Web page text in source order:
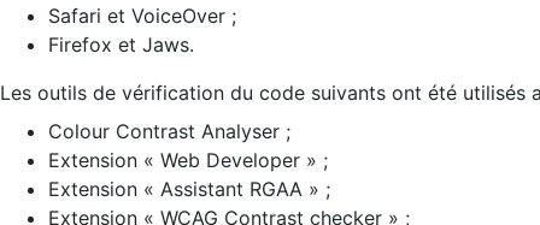
Safari et VoiceOver ;
Firefox et Jaws.
Les outils de vérification du code suivants ont été utilisés
Colour Contrast Analyser ;
Extension « Web Developer » ;
Extension « Assistant RGAA » ;
Extension « WCAG Contrast checker » ;